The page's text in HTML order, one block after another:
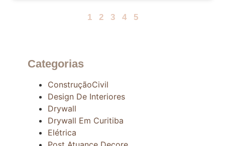
1 2 3 4 5
Categorias
ConstruçãoCivil
Design De Interiores
Drywall
Drywall Em Curitiba
Elétrica